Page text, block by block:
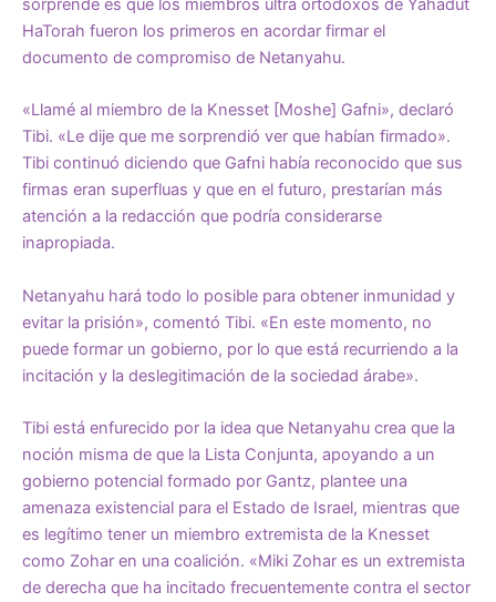
sorprende es que los miembros ultra ortodoxos de Yahadut
HaTorah fueron los primeros en acordar firmar el
documento de compromiso de Netanyahu.
«Llamé al miembro de la Knesset [Moshe] Gafni», declaró
Tibi. «Le dije que me sorprendió ver que habían firmado».
Tibi continuó diciendo que Gafni había reconocido que sus
firmas eran superfluas y que en el futuro, prestarían más
atención a la redacción que podría considerarse
inapropiada.
Netanyahu hará todo lo posible para obtener inmunidad y
evitar la prisión», comentó Tibi. «En este momento, no
puede formar un gobierno, por lo que está recurriendo a la
incitación y la deslegitimación de la sociedad árabe».
Tibi está enfurecido por la idea que Netanyahu crea que la
noción misma de que la Lista Conjunta, apoyando a un
gobierno potencial formado por Gantz, plantee una
amenaza existencial para el Estado de Israel, mientras que
es legítimo tener un miembro extremista de la Knesset
como Zohar en una coalición. «Miki Zohar es un extremista
de derecha que ha incitado frecuentemente contra el sector